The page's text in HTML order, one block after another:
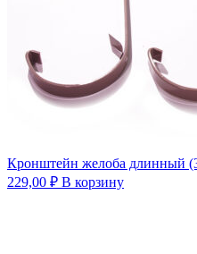
Кронштейн желоба длинный
229,00 ₽ В корзину